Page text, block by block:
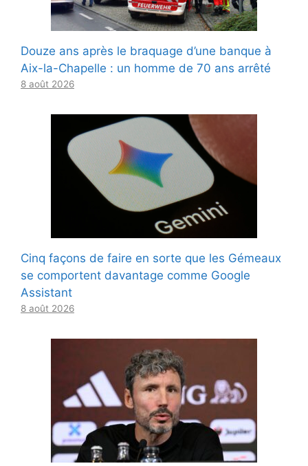
Douze ans après le braquage d’une banque à
Aix-la-Chapelle : un homme de 70 ans arrêté
8 août 2026
Cinq façons de faire en sorte que les Gémeaux
se comportent davantage comme Google
Assistant
8 août 2026